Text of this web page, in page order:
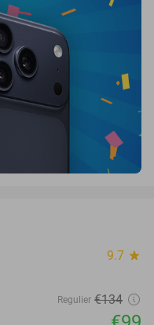
9.7 star
Regulier €134